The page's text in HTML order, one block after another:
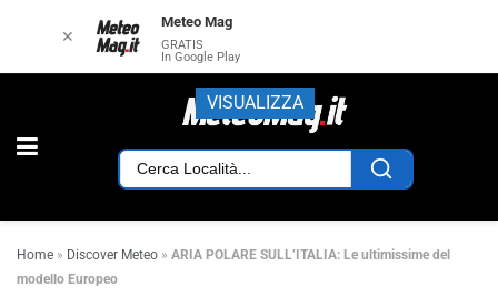
Home » Discover Meteo » ARIA POLARE SULL’ITALIA: Le ultimissime del
modello Europeo
✕
Meteo Mag
GRATIS
In Google Play
VISUALIZZA